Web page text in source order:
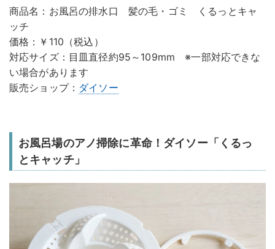
商品名：お風呂の排水口 髪の毛・ゴミ くるっとキャ
ッチ
価格：￥110（税込）
対応サイズ：目皿直径約95～109mm ※一部対応できな
い場合があります
販売ショップ： ダイソー
お風呂場のアノ掃除に革命！ダイソー「くるっ
とキャッチ」